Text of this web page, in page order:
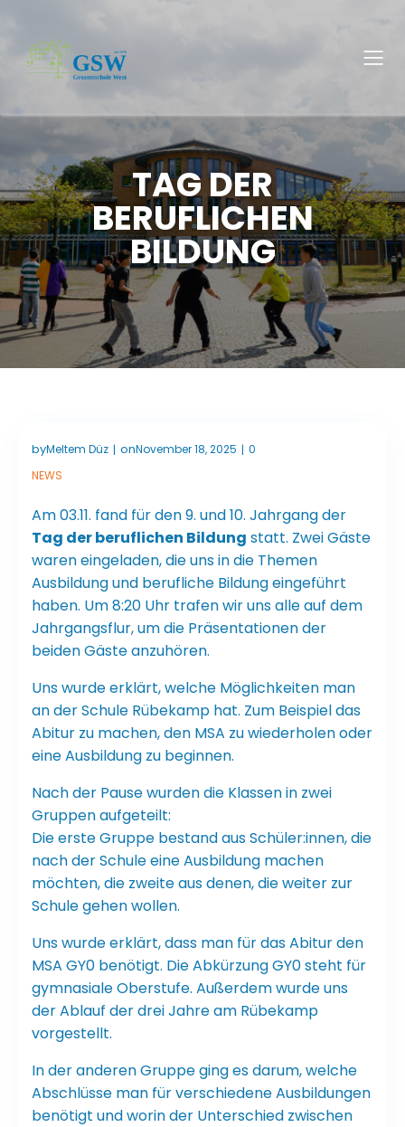
TAG DER
BERUFLICHEN
BILDUNG
byMeltem Düz | onNovember 18, 2025 | 0
NEWS
Am 03.11. fand für den 9. und 10. Jahrgang der
Tag der beruflichen Bildung statt. Zwei Gäste
waren eingeladen, die uns in die Themen
Ausbildung und berufliche Bildung eingeführt
haben. Um 8:20 Uhr trafen wir uns alle auf dem
Jahrgangsflur, um die Präsentationen der
beiden Gäste anzuhören.
Uns wurde erklärt, welche Möglichkeiten man
an der Schule Rübekamp hat. Zum Beispiel das
Abitur zu machen, den MSA zu wiederholen oder
eine Ausbildung zu beginnen.
Nach der Pause wurden die Klassen in zwei
Gruppen aufgeteilt:
Die erste Gruppe bestand aus Schüler:innen, die
nach der Schule eine Ausbildung machen
möchten, die zweite aus denen, die weiter zur
Schule gehen wollen.
Uns wurde erklärt, dass man für das Abitur den
MSA GY0 benötigt. Die Abkürzung GY0 steht für
gymnasiale Oberstufe. Außerdem wurde uns
der Ablauf der drei Jahre am Rübekamp
vorgestellt.
In der anderen Gruppe ging es darum, welche
Abschlüsse man für verschiedene Ausbildungen
benötigt und worin der Unterschied zwischen